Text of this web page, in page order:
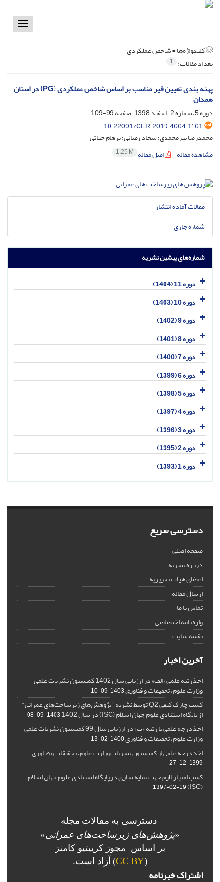
Toggle
کلیدواژه‌ها =شاخص عملکردی
تعداد مقالات: 1
پهنه بندی تعیین قیر مناسب بر اساس شاخص عملکردی (PG) در استان
همدان
دوره 5، شماره 2، اسفند 1398، صفحه
99-109
10.22091/CER.2019.4664.1161
محمدرضا پیرمحمدی؛ سجاد رضائی؛ پرهام حیاتی
مشاهده مقاله
اصل مقاله 1.25 M
مقالات آماده انتشار
شماره جاری
شماره‌های پیشین نشریه
دوره 11 (1404)
دوره 10 (1403)
دوره 9 (1402)
دوره 8 (1401)
دوره 7 (1400)
دوره 6 (1399)
دوره 5 (1398)
دوره 4 (1397)
دوره 3 (1396)
دوره 2 (1395)
دوره 1 (1393)
دسترسی سریع
صفحه اصلی
درباره نشریه
اعضای هیات تحریریه
ارسال مقاله
تماس با ما
واژه نامه اختصاصی
نقشه سایت
آخرین اخبار
اخذ رتبه علمی «الف» در ارزیابی سال 1402 کمیسیون نشریات علمی
وزارت علوم، تحقیقات و فناوری1403-09-10
کسب چارک کیفی Q2 توسط نشریه "پژوهش‌های زیرساخت‌های عمرانی"
از پایگاه استنادی علوم جهان اسلام (ISC) در سال 1402 1403-09-08
اخذ درجه علمی با رتبه «ب» در ارزیابی سال 99 کمیسیون نشریات علمی
وزارت علوم، تحقیقات و فناوری1400-02-13
اخذ درجه علمی از کمیسیون نشریات وزارت علوم، تحقیقات و فناوری
1399-12-27
کسب امتیاز لازم جهت نمایه سازی در پایگاه استنادی علوم جهان اسلام
(ISC)
1397-02-19
دسترسی به مقالات مجله
«پژوهش‌های زیرساخت‌های عمرانی»
بر اساس مجوز کرییتیو کامنز
(
CC BY) آزاد است.
اشتراک خبرنامه